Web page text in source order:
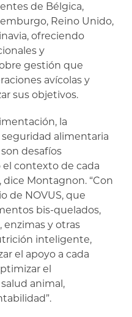
de Bélgica,
Reino Unido,
ofreciendo
y
gestión que
avícolas y
sus objetivos.
la
alimentaria
desafíos
el contexto de cada
dice Montagnon. “Con
de NOVUS, que
bis-quelados,
enzimas y otras
inteligente,
el apoyo a cada
el
animal,